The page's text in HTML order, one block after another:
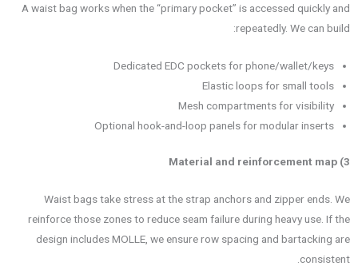
A waist bag works when the “primary pocket” is accessed quickly and
repeatedly. We can build:
Dedicated EDC pockets for phone/wallet/keys
Elastic loops for small tools
Mesh compartments for visibility
Optional hook-and-loop panels for modular inserts
3) Material and reinforcement map
Waist bags take stress at the strap anchors and zipper ends. We
reinforce those zones to reduce seam failure during heavy use. If the
design includes MOLLE, we ensure row spacing and bartacking are
consistent.